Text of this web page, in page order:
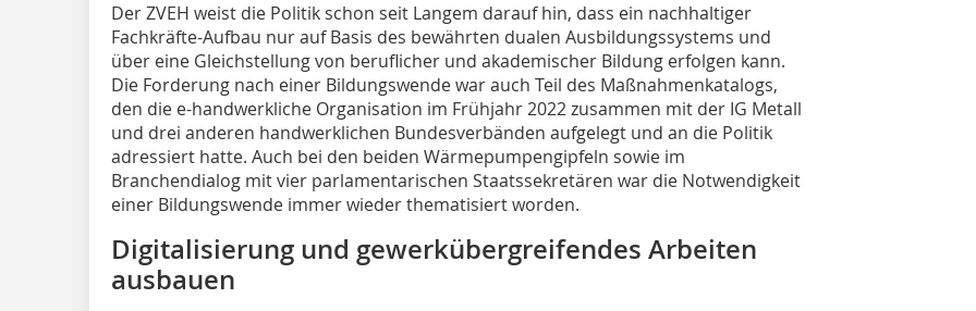
Der ZVEH weist die Politik schon seit Langem darauf hin, dass ein nachhaltiger
Fachkräfte-Aufbau nur auf Basis des bewährten dualen Ausbildungssystems und
über eine Gleichstellung von beruflicher und akademischer Bildung erfolgen kann.
Die Forderung nach einer Bildungswende war auch Teil des Maßnahmenkatalogs,
den die e-handwerkliche Organisation im Frühjahr 2022 zusammen mit der IG Metall
und drei anderen handwerklichen Bundesverbänden aufgelegt und an die Politik
adressiert hatte. Auch bei den beiden Wärmepumpengipfeln sowie im
Branchendialog mit vier parlamentarischen Staatssekretären war die Notwendigkeit
einer Bildungswende immer wieder thematisiert worden.
Digitalisierung und gewerkübergreifendes Arbeiten
ausbauen